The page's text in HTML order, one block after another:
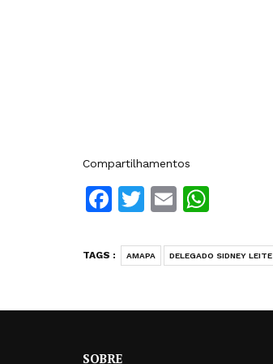
Compartilhamentos
Facebook
Twitter
Email
TAGS : AMAPA DELEGADO SIDNEY LEITE
SOBRE